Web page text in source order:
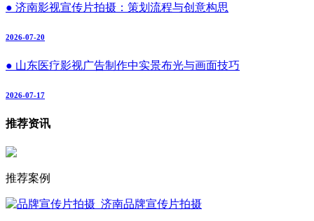
● 济南影视宣传片拍摄：策划流程与创意构思
2026-07-20
● 山东医疗影视广告制作中实景布光与画面技巧
2026-07-17
推荐资讯
推荐案例